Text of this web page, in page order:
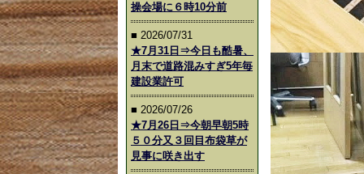
操会場に６時10分前
■ 2026/07/31
★7月31日⇒今日も酷暑、
月末で道路混みすぎ5年毎
建設業許可
■ 2026/07/26
★7月26日⇒今朝早朝5時
５０分又３回目布袋草が
見事に咲き出す